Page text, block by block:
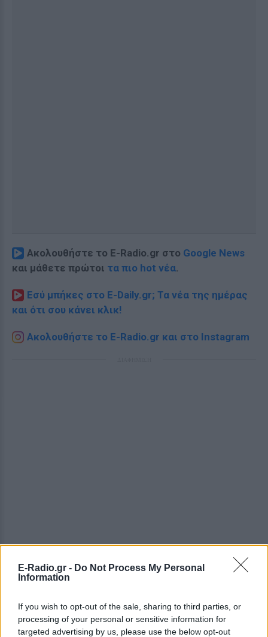
E-Radio.gr - Do Not Process My Personal
Information
If you wish to opt-out of the sale, sharing to third parties, or
processing of your personal or sensitive information for
targeted advertising by us, please use the below opt-out
Ακολουθήστε το E-Radio.gr στο Google News
και μάθετε πρώτοι τα πιο hot νέα.
Εσύ μπήκες στο E-Daily.gr; Τα νέα της ημέρας
και ότι σου κάνει κλικ!
Ακολουθήστε το E-Radio.gr και στο Instagram